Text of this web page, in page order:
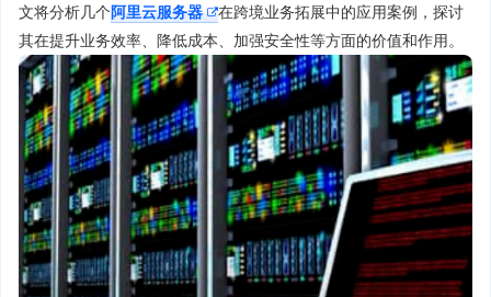
文将分析几个阿里云服务器
在跨境业务拓展中的应用案例，探讨
其在提升业务效率、降低成本、加强安全性等方面的价值和作用。